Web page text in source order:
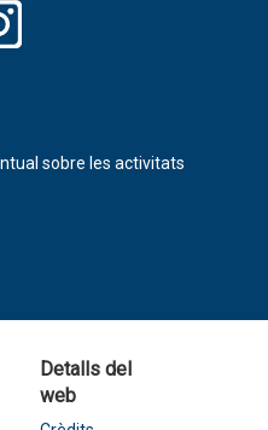
sobre les activitats
Detalls del
web